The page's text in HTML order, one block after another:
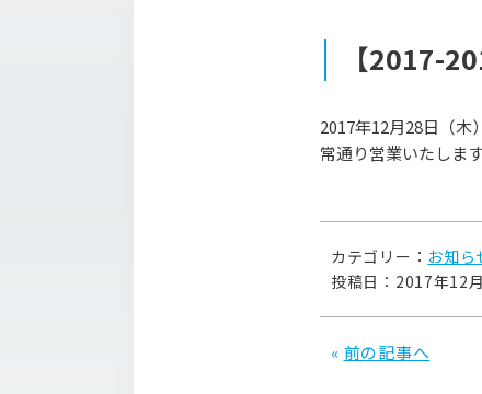
【2017-
2017年12月28日（木
常通り営業いたします
カテゴリー： お知ら
投稿日：2017年12
« 前の記事へ